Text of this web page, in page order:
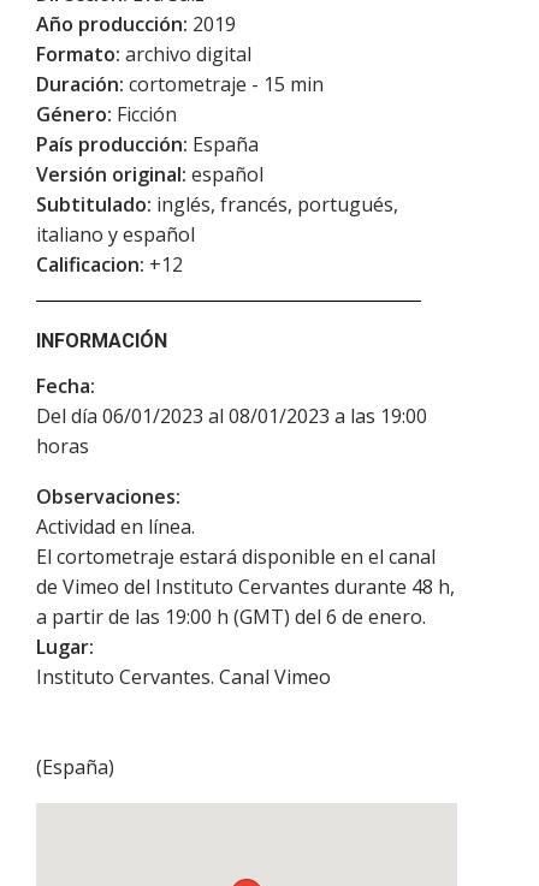
Año producción: 2019
Formato: archivo digital
Duración: cortometraje - 15 min
Género: Ficción
País producción: España
Versión original: español
Subtitulado: inglés, francés, portugués,
italiano y español
Calificacion: +12
INFORMACIÓN
Fecha:
Del día 06/01/2023 al 08/01/2023 a las 19:00
horas
Observaciones:
Actividad en línea.
El cortometraje estará disponible en el canal
de Vimeo del Instituto Cervantes durante 48 h,
a partir de las 19:00 h (GMT) del 6 de enero.
Lugar:
Instituto Cervantes. Canal Vimeo
(España)